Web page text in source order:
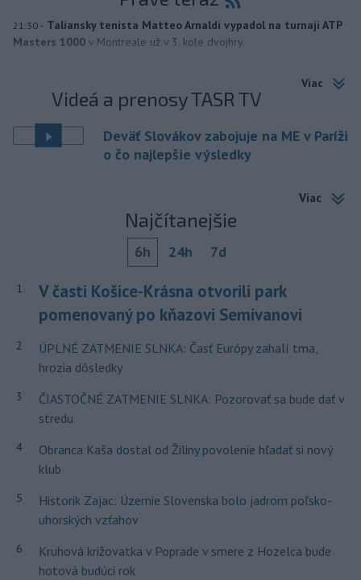
21:30 - Taliansky tenista Matteo Arnaldi vypadol na turnaji ATP
Masters 1000 v Montreale už v 3. kole dvojhry.
Viac
Videá a prenosy TASR TV
Deväť Slovákov zabojuje na ME v Paríži
o čo najlepšie výsledky
Viac
Najčítanejšie
6h 24h 7d
1
V časti Košice-Krásna otvorili park
pomenovaný po kňazovi Semivanovi
2
ÚPLNÉ ZATMENIE SLNKA: Časť Európy zahalí tma,
hrozia dôsledky
3
ČIASTOČNÉ ZATMENIE SLNKA: Pozorovať sa bude dať v
stredu
4
Obranca Kaša dostal od Žiliny povolenie hľadať si nový
klub
5
Historik Zajac: Územie Slovenska bolo jadrom poľsko-
uhorských vzťahov
6
Kruhová križovatka v Poprade v smere z Hozelca bude
hotová budúci rok